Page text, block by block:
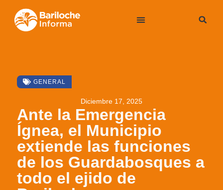
GENERAL
Diciembre 17, 2025
Ante la Emergencia
Ígnea, el Municipio
extiende las funciones
de los Guardabosques a
todo el ejido de